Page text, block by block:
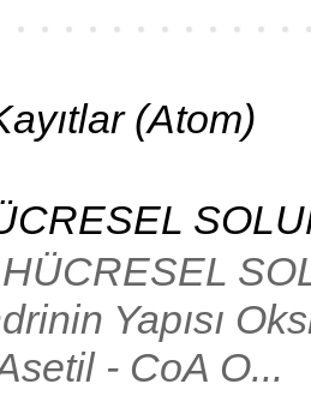
(Atom)
Yapısı
- CoA O...